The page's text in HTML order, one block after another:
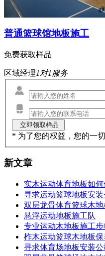
普通篮球馆地板施工
免费获取样品
区域经理1对1服务
* 为了您的权益，您的一
新文章
实木运动体育地板如
寻求运动篮球地板安装
双层龙骨体育篮球木
悬浮运动地板施工队
专业运动木地板施工步
柞木运动篮球木地板
寻求体育场地板安装公